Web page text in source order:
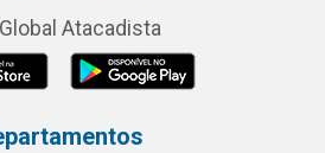
Atacadista